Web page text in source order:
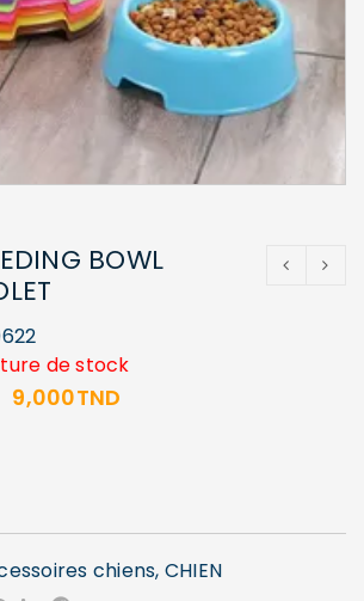
BOWL
de stock
9,000TND
chiens, CHIEN